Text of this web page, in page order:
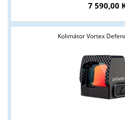
7 590,00
Kolimátor Vortex